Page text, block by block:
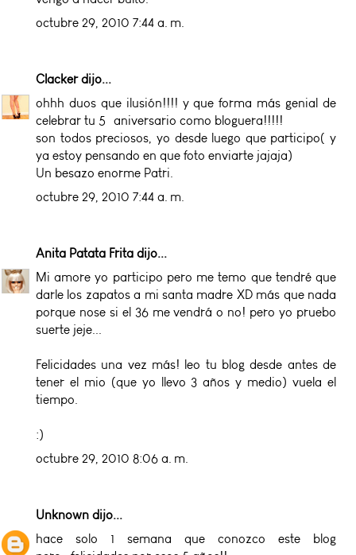
octubre 29, 2010 7:44 a. m.
Clackerdijo...
ohhh duos que ilusión!!!! y que forma más genial de
celebrar tu 5º aniversario como bloguera!!!!!
son todos preciosos, yo desde luego que participo( y
ya estoy pensando en que foto enviarte jajaja)
Un besazo enorme Patri.
octubre 29, 2010 7:44 a. m.
Anita Patata Frita dijo...
Mi amore yo participo pero me temo que tendré que
darle los zapatos a mi santa madre XD más que nada
porque nose si el 36 me vendrá o no! pero yo pruebo
suerte jeje...
Felicidades una vez más! leo tu blog desde antes de
tener el mio (que yo llevo 3 años y medio) vuela el
tiempo.
:)
octubre 29, 2010 8:06 a. m.
Unknown dijo...
hace solo 1 semana que conozco este blog